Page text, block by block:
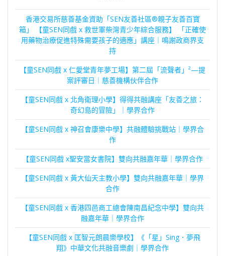
香港交易所慈善基金資助「SEN友善社區®親子友善百寶
箱」 【童SEN同戲 x 救世軍柴灣青少年綜合服務】 「正確使
用藥物治療促進特殊需要孩子的適應」講座｜鳴謝政商界支
持
【童SEN同戲 x 仁愛堂青年夢工場】第二屆「流聲者」²—提
案評審日｜慈善機構伙伴合作
【童SEN同戲 x 北角衛理小學】得得共融講座「友善之旅：
奇幻島的冒險」｜學界合作
【童SEN同戲 x 神召會康樂中學】共融體驗挑戰站｜學界合
作
【童SEN同戲 x聖安當女書院】雙向共融嘉年華｜學界合作
【童SEN同戲 x 黃大仙天主教小學】雙向共融嘉年華｜學界
合作
【童SEN同戲 x 香港四邑商工總會陳南昌紀念中學】雙向共
融嘉年華｜學界合作
【童SEN同戲 x 匡智元朗晨樂學校】《「星」Sing．夢飛
翔》中華文化共融音樂劇｜學界合作